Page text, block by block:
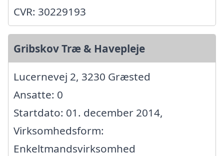
CVR: 30229193
Gribskov Træ & Havepleje
Lucernevej 2, 3230 Græsted
Ansatte: 0
Startdato: 01. december 2014,
Virksomhedsform:
Enkeltmandsvirksomhed